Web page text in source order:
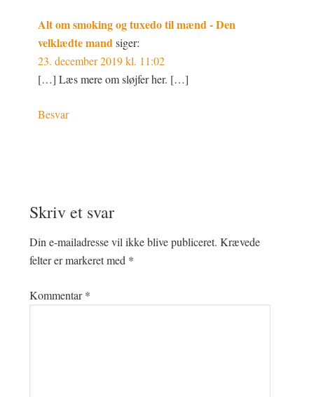
Alt om smoking og tuxedo til mænd - Den
velklædte mand siger:
23. december 2019 kl. 11:02
[…] Læs mere om sløjfer her. […]
Besvar
Skriv et svar
Din e-mailadresse vil ikke blive publiceret. Krævede
felter er markeret med *
Kommentar*